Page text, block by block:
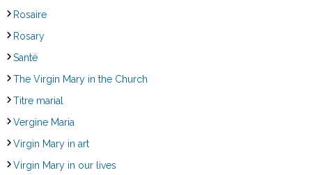
Rosaire
Rosary
Santé
The Virgin Mary in the Church
Titre marial
Vergine Maria
Virgin Mary in art
Virgin Mary in our lives